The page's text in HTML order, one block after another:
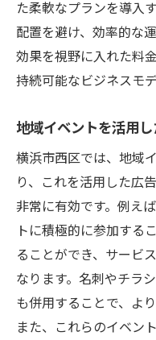
た柔軟なプランを導入
配置を避け、効率的な
効果を視野に入れた料
持続可能なビジネスモ
地域イベントを活用
横浜市西区では、地域
り、これを活用した広
非常に有効です。例え
トに積極的に参加する
ることができ、サービ
なります。名刺やチラ
も併用することで、よ
また、これらのイベン